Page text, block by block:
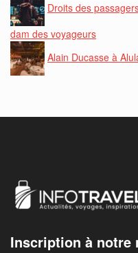
Droits des
dam des voyageurs
Alain Ducasse à
Inscription à notre